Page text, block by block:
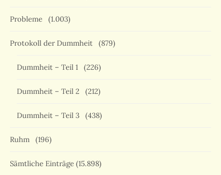
Probleme (1.003)
Protokoll der Dummheit (879)
Dummheit – Teil 1 (226)
Dummheit – Teil 2 (212)
Dummheit – Teil 3 (438)
Ruhm (196)
Sämtliche Einträge (15.898)